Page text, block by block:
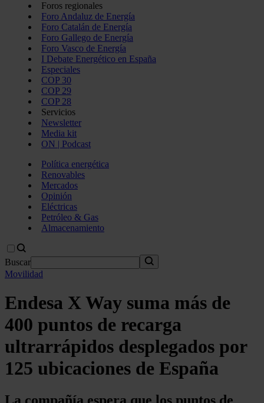
Foros regionales
Foro Andaluz de Energía
Foro Catalán de Energía
Foro Gallego de Energía
Foro Vasco de Energía
I Debate Energético en España
Especiales
COP 30
COP 29
COP 28
Servicios
Newsletter
Media kit
ON | Podcast
Política energética
Renovables
Mercados
Opinión
Eléctricas
Petróleo & Gas
Almacenamiento
Buscar
Movilidad
Endesa X Way suma más de
400 puntos de recarga
ultrarrápidos desplegados por
125 ubicaciones de España